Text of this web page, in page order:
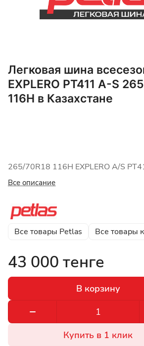
Легковая шина
EXPLERO PT411 A-S
116H в Казахстане
265/70R18 116H EXPLERO A/S
Все описание
Все товары Petlas Все товары
43 000 тенге
В корзину
Купить в 1 клик